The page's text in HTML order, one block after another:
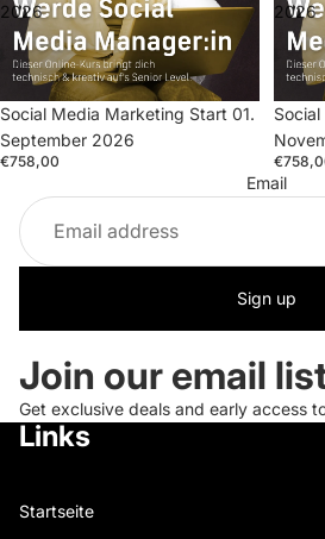
2026
Social Media Marketing Start 01.
September 2026
€758,00
2026
Email
Sign up
Join our email
Get exclusive deals and early access
Links
Startseite